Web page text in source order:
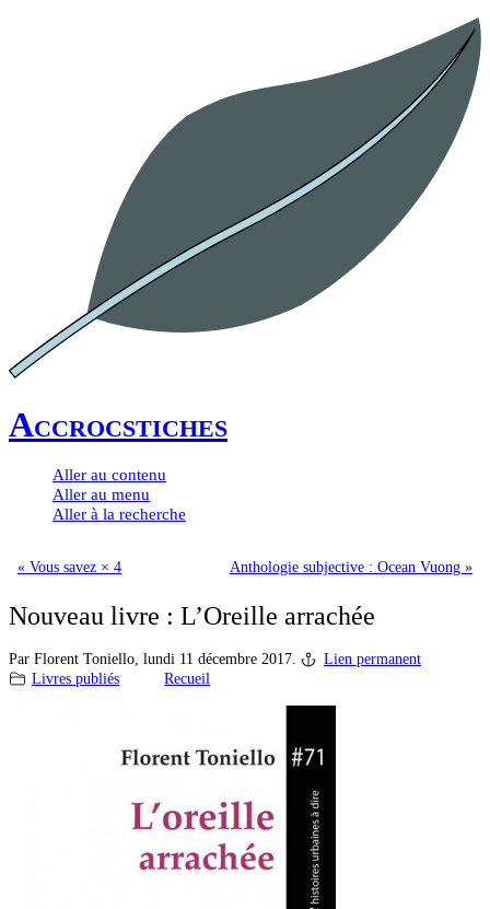
Accrocstiches
Aller au contenu
Aller au menu
Aller à la recherche
« Vous savez × 4 Anthologie subjective : Ocean Vuong »
Nouveau livre : L’Oreille arrachée
Par Florent Toniello, lundi 11 décembre 2017.
Lien permanent
Livres publiés
Recueil